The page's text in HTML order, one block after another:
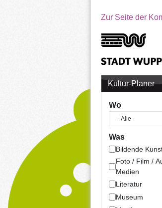
Zur Seite der
Kultur-Planer
Wo
Was
Bildende
Foto / Film /
Medien
Literatur
Museum